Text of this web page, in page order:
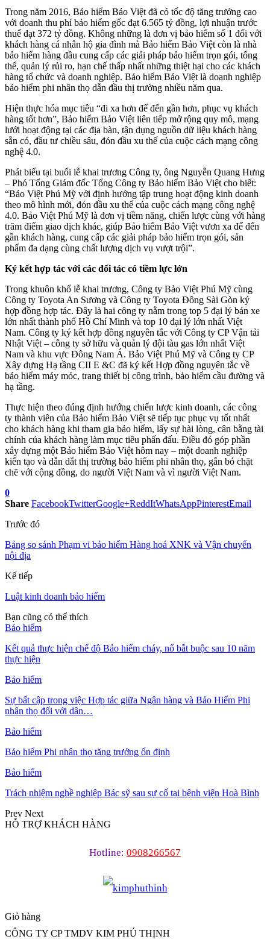
Trong năm 2016, Bảo hiểm Bảo Việt đã có tốc độ tăng trưởng cao
với doanh thu phí bảo hiểm gốc đạt 6.565 tỷ đồng, lợi nhuận trước
thuế đạt 372 tỷ đồng. Không những là đơn vị bảo hiểm số 1 đối với
khách hàng cá nhân hộ gia đình mà Bảo hiểm Bảo Việt còn là nhà
bảo hiểm hàng đầu cung cấp các giải pháp bảo hiểm trọn gói, tổng
thể, quản lý rủi ro, hạn chế thấp nhất những thiệt hại cho các khách
hàng tổ chức và doanh nghiệp. Bảo hiểm Bảo Việt là doanh nghiệp
bảo hiểm phi nhân thọ dẫn đầu thị trường nhiều năm qua.
Hiện thực hóa mục tiêu “đi xa hơn để đến gần hơn, phục vụ khách
hàng tốt hơn”, Bảo hiểm Bảo Việt liên tiếp mở rộng quy mô, mạng
lưới hoạt động tại các địa bàn, tận dụng nguồn dữ liệu khách hàng
sẵn có, đầu tư chiều sâu, đón đầu xu thế của cuộc cách mạng công
nghệ 4.0.
Phát biểu tại buổi lễ khai trương Công ty, ông Nguyễn Quang Hưng
– Phó Tổng Giám đốc Tổng Công ty Bảo hiểm Bảo Việt cho biết:
“Bảo Việt Phú Mỹ với định hướng tập trung hoạt động kinh doanh
theo mô hình mới, đón đầu xu thế của cuộc cách mạng công nghệ
4.0. Bảo Việt Phú Mỹ là đơn vị tiềm năng, chiến lược cùng với hàng
trăm điểm giao dịch khác, giúp Bảo hiểm Bảo Việt vươn xa để đến
gần khách hàng, cung cấp các giải pháp bảo hiểm trọn gói, sản
phẩm đa dạng cùng chất lượng dịch vụ vượt trội”.
Ký kết hợp tác với các đối tác có tiềm lực lớn
Trong khuôn khổ lễ khai trương, Công ty Bảo Việt Phú Mỹ cùng
Công ty Toyota An Sương và Công ty Toyota Đông Sài Gòn ký
hợp đồng hợp tác. Đây là hai công ty nằm trong top 5 đại lý bán xe
lớn nhất thành phố Hồ Chí Minh và top 10 đại lý lớn nhất Việt
Nam. Công ty ký kết hợp đồng nguyên tắc với Công ty CP Vận tải
Nhật Việt – công ty sở hữu và quản lý đội tàu gas lớn nhất Việt
Nam và khu vực Đông Nam Á. Bảo Việt Phú Mỹ và Công ty CP
Xây dựng Hạ tầng CII E &C đã ký kết Hợp đồng nguyên tắc về
bảo hiểm máy móc, trang thiết bị công trình, bảo hiểm cầu đường và
hạ tầng.
Thực hiện theo đúng định hướng chiến lược kinh doanh, các công
ty thành viên của Bảo hiểm Bảo Việt sẽ tiếp tục phục vụ tốt nhất
cho khách hàng khi tham gia bảo hiểm, lấy sự hài lòng, cân bằng tài
chính của khách hàng làm mục tiêu phấn đấu. Điều đó góp phần
xây dựng một Bảo hiểm Bảo Việt hôm nay – một doanh nghiệp
kiến tạo và dẫn dắt thị trường bảo hiểm phi nhân thọ, gắn bó chặt
chẽ với cộng đồng, do người Việt Nam và vì người Việt Nam.
0
Share FacebookTwitterGoogle+ReddItWhatsAppPinterestEmail
Trước đó
Bảng so sánh Phạm vi bảo hiểm Hàng hoá XNK và Vận chuyển
nội địa
Kế tiếp
Luật kinh doanh bảo hiểm
Bạn cũng có thể thích
Bảo hiểm
Kết quả thực hiện chế độ Bảo hiểm cháy, nổ bắt buộc sau 10 năm
thực hiện
Bảo hiểm
Sự bất cập trong việc Hợp tác giữa Ngân hàng và Bảo Hiểm Phi
nhân thọ đối với dân…
Bảo hiểm
Bảo hiểm Phi nhân thọ tăng trưởng ổn định
Bảo hiểm
Trách nhiệm nghề nghiệp Bác sỹ sau sự cố tại bệnh viện Hoà Bình
Prev Next
HỖ TRỢ KHÁCH HÀNG
Hotline: 0908266567
Giỏ hàng
CÔNG TY CP TMDV KIM PHÚ THỊNH